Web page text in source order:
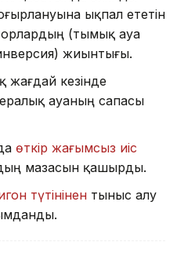
ықпал ететін
(тымық ауа
жиынтығы.
жағдай кезінде
ауаның сапасы
өткір жағымсыз иіс
мазасын қашырды.
түтінінен тыныс алу